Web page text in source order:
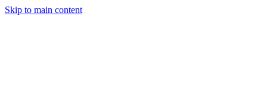
Skip to main content